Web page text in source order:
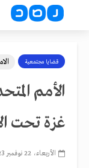
قضايا مجتمعية
غزة تحت
الأربعاء، 22 نوفمبر 2023، 7:06 م